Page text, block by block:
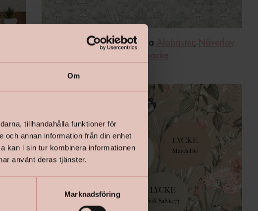
Om
tillhandahålla funktioner för
och annan information från din enhet
kan i sin tur kombinera informationen
använt deras tjänster.
Marknadsföring
Sagamed kulörerna ,